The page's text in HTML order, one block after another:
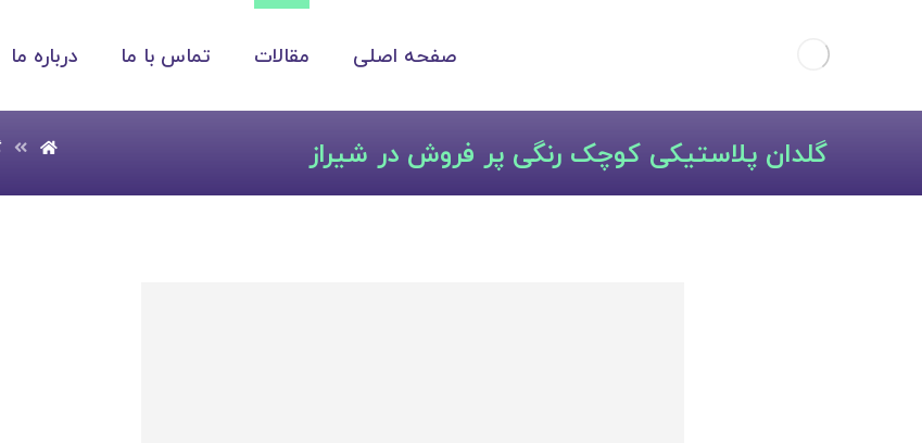
صفحه اصلی مقالات تماس با ما درباره ما
گلدان پلاستیکی کوچک رنگی پر فروش در شیراز